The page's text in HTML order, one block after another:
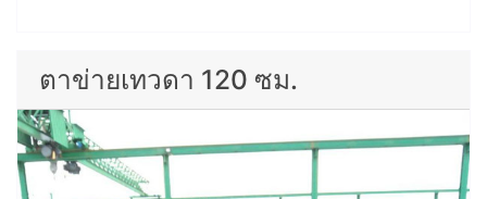
ตาข่ายเทวดา 120 ซม.